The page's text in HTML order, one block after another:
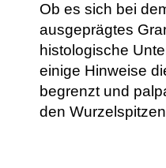
Ob es sich bei
ausgeprägtes
histologische
einige Hinweise
begrenzt und
den